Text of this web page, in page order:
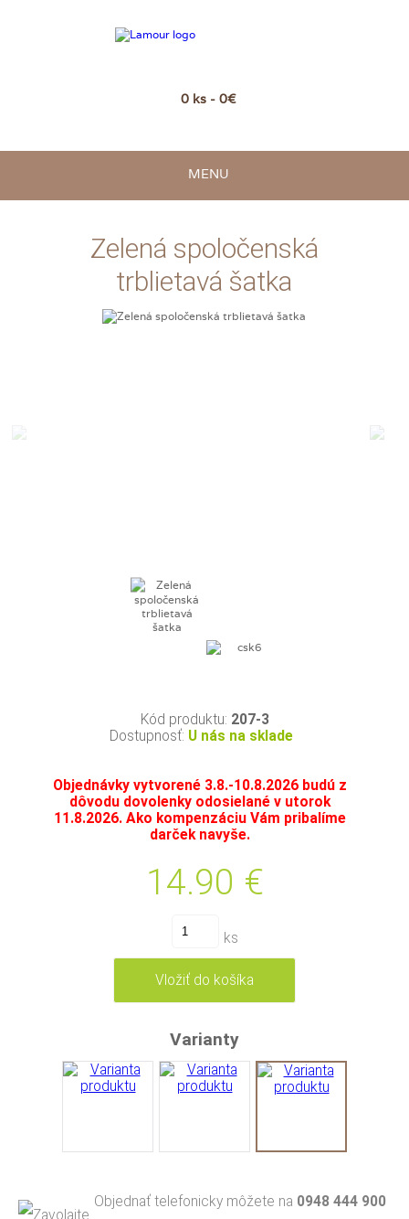
0 ks - 0€
MENU
Zelená spoločenská
trblietavá šatka
Kód produktu: 207-3
Dostupnosť: U nás na sklade
Objednávky vytvorené 3.8.-10.8.2026 budú z
dôvodu dovolenky odosielané v utorok
11.8.2026. Ako kompenzáciu Vám pribalíme
darček navyše.
14.90 €
ks
Varianty
Objednať telefonicky môžete na 0948 444 900